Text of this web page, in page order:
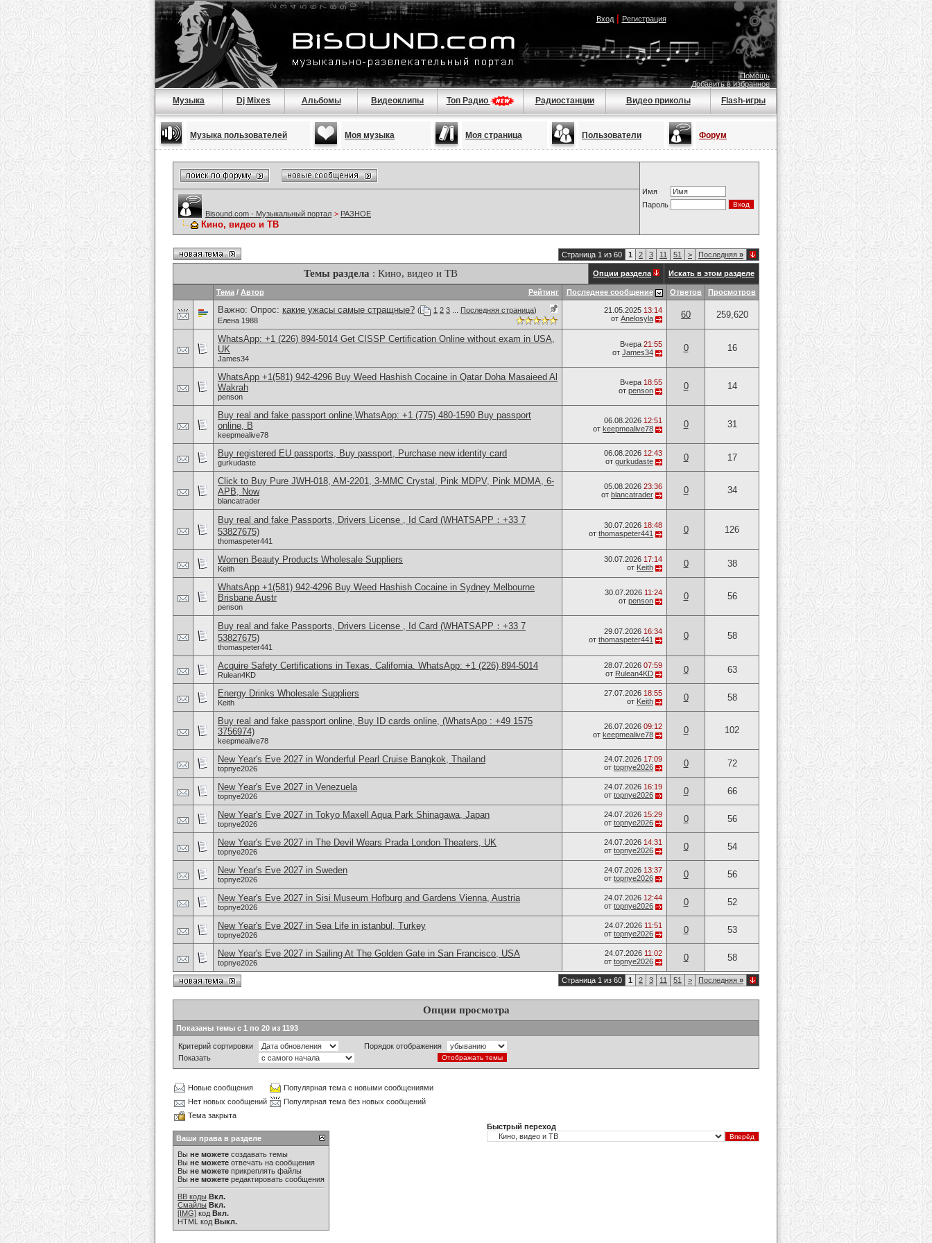
Вход| Регистрация
Помощь
Добавить в избранное
Музыка Dj Mixes Альбомы Видеоклипы Топ Радио Радиостанции Видео приколы Flash-игры
Музыка пользователей Моя музыка Моя страница Пользователи Форум
Имя
Пароль
Bisound.com - Музыкальный портал > РАЗНОЕ
Кино, видео и ТВ
Страница 1 из 60 1 2 3 11 51 > Последняя »
Темы раздела : Кино, видео и ТВ Опции раздела Искать в этом разделе
Рейтинг
Тема / Автор Последнее сообщение Ответов Просмотров
Важно: Опрос: какие ужасы самые стращные? ( 1 2 3 Последняя страница)
Елена 1988
21.05.2025 13:14
от Anelosyla 60 259,620
WhatsApp: +1 (226) 894-5014​ Get CISSP Certification Online without exam in USA,
UK
James34
Вчера 21:55
от James34 0 16
WhatsApp +1(581) 942-4296 Buy Weed Hashish Cocaine in Qatar Doha Masaieed Al
Wakrah
penson
Вчера 18:55
от penson 0 14
Buy real and fake passport online,WhatsApp: +1 (775) 480-1590 Buy passport
online, B
keepmealive78
06.08.2026 12:51
от keepmealive78 0 31
Buy registered EU passports, Buy passport, Purchase new identity card
gurkudaste
06.08.2026 12:43
от gurkudaste 0 17
Click to Buy Pure JWH-018, AM-2201, 3-MMC Crystal, Pink MDPV, Pink MDMA, 6-
APB, Now
blancatrader
05.08.2026 23:36
от blancatrader 0 34
Buy real and fake Passports, Drivers License , Id Card (WHATSAPP：+33 7
53827675)
thomaspeter441
30.07.2026 18:48
от thomaspeter441 0 126
Women Beauty Products Wholesale Suppliers
Keith
30.07.2026 17:14
от Keith 0 38
WhatsApp +1(581) 942-4296 Buy Weed Hashish Cocaine in Sydney Melbourne
Brisbane Austr
penson
30.07.2026 11:24
от penson 0 56
Buy real and fake Passports, Drivers License , Id Card (WHATSAPP：+33 7
53827675)
thomaspeter441
29.07.2026 16:34
от thomaspeter441 0 58
Acquire Safety Certifications in Texas. California. WhatsApp: +1 (226) 894-5014
Rulean4KD
28.07.2026 07:59
от Rulean4KD 0 63
Energy Drinks Wholesale Suppliers
Keith
27.07.2026 18:55
от Keith 0 58
Buy real and fake passport online, Buy ID cards online, (WhatsApp : +49 1575
3756974)
keepmealive78
26.07.2026 09:12
от keepmealive78 0 102
New Year's Eve 2027 in Wonderful Pearl Cruise Bangkok, Thailand
topnye2026
24.07.2026 17:09
от topnye2026 0 72
New Year's Eve 2027 in Venezuela
topnye2026
24.07.2026 16:19
от topnye2026 0 66
New Year's Eve 2027 in Tokyo Maxell Aqua Park Shinagawa, Japan
topnye2026
24.07.2026 15:29
от topnye2026 0 56
New Year's Eve 2027 in The Devil Wears Prada London Theaters, UK
topnye2026
24.07.2026 14:31
от topnye2026 0 54
New Year's Eve 2027 in Sweden
topnye2026
24.07.2026 13:37
от topnye2026 0 56
New Year's Eve 2027 in Sisi Museum Hofburg and Gardens Vienna, Austria
topnye2026
24.07.2026 12:44
от topnye2026 0 52
New Year's Eve 2027 in Sea Life in istanbul, Turkey
topnye2026
24.07.2026 11:51
от topnye2026 0 53
New Year's Eve 2027 in Sailing At The Golden Gate in San Francisco, USA
topnye2026
24.07.2026 11:02
от topnye2026 0 58
Страница 1 из 60 1 2 3 11 51 > Последняя »
Опции просмотра
Показаны темы с 1 по 20 из 1193
Критерий сортировки
Порядок отображения
Показать
Новые сообщения
Популярная тема с новыми сообщениями
Нет новых сообщений
Популярная тема без новых сообщений
Тема закрыта
Ваши права в разделе
Вы не можете создавать темы
Вы не можете отвечать на сообщения
Вы не можете прикреплять файлы
Вы не можете редактировать сообщения
BB коды Вкл.
Смайлы Вкл.
[IMG] код Вкл.
HTML код Выкл.
Быстрый переход